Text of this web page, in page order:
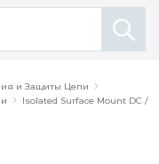
и Защиты Цепи
Isolated Surface Mount DC /